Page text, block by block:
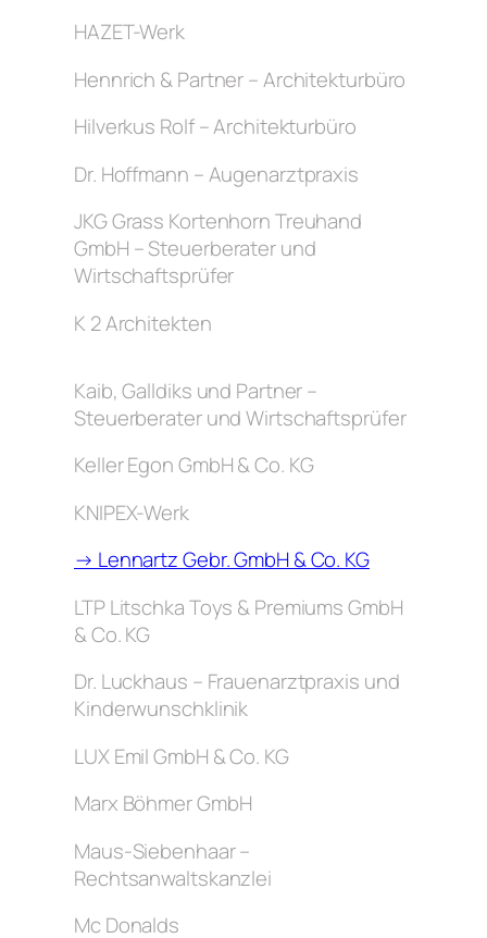
HAZET-Werk
Hennrich & Partner – Architekturbüro
Hilverkus Rolf – Architekturbüro
Dr. Hoffmann – Augenarztpraxis
JKG Grass Kortenhorn Treuhand
GmbH – Steuerberater und
Wirtschaftsprüfer
K 2 Architekten
Kaib, Galldiks und Partner –
Steuerberater und Wirtschaftsprüfer
Keller Egon GmbH & Co. KG
KNIPEX-Werk
→ Lennartz Gebr. GmbH & Co. KG
LTP Litschka Toys & Premiums GmbH
& Co. KG
Dr. Luckhaus – Frauenarztpraxis und
Kinderwunschklinik
LUX Emil GmbH & Co. KG
Marx Böhmer GmbH
Maus-Siebenhaar –
Rechtsanwaltskanzlei
Mc Donalds